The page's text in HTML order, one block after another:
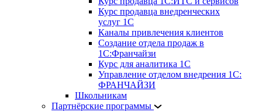
Курс продавца внедренческих
услуг 1С
Каналы привлечения клиентов
Создание отдела продаж в
1С:Франчайзи
Курс для аналитика 1С
Управление отделом внедрения 1С:
ФРАНЧАЙЗИ
Школьникам
Партнёрские программы